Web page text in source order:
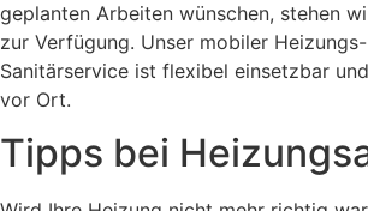
geplanten Arbeiten wünschen, stehen
zur Verfügung. Unser mobiler
Sanitärservice ist flexibel einsetzbar
vor Ort.
Tipps bei